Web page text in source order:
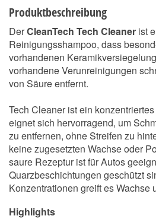
Produktbeschreibung
DerCleanTech Tech Cleaner ist
Reinigungsshampoo, dass
vorhandenen
vorhandene Verunreinigungen
von Säure entfernt.
Tech Cleaner ist ein
eignet sich hervorragend, um
zu entfernen, ohne Streifen zu
keine zugesetzten Wachse oder
saure Rezeptur ist für Autos
Quarzbeschichtungen geschützt
Konzentrationen greift es Wachse
Highlights